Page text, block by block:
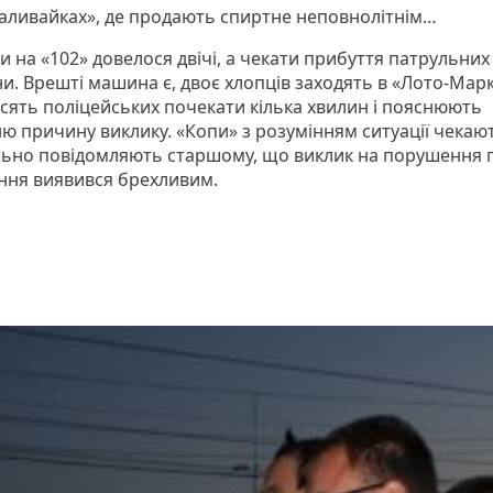
де продають спиртне неповнолітнім…
на «102» довелося двічі, а чекати прибуття патрульних
Врешті машина є, двоє хлопців заходять в «Лото-
поліцейських почекати кілька хвилин і пояснюють
причину виклику. «Копи» з розумінням ситуації
повідомляють старшому, що виклик на порушення
виявився брехливим.